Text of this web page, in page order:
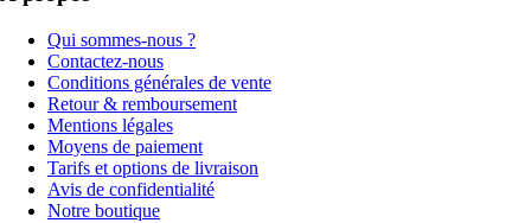
Qui sommes-nous ?
Contactez-nous
Conditions générales de vente
Retour & remboursement
Mentions légales
Moyens de paiement
Tarifs et options de livraison
Avis de confidentialité
Notre boutique